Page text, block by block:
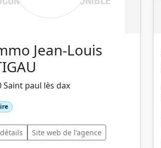
Jean-Louis
Saint paul lès dax
Site web de l'agence